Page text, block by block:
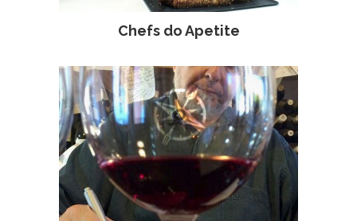
Chefs do Apetite